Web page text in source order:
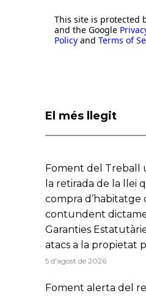
This site is protected
and the Google
Policy and Terms of
El més llegit
Foment del Treball
la retirada de la llei
compra d’habitatge
contundent
Garanties
atacs a la propietat
5 d'agost de 2026
Foment alerta del